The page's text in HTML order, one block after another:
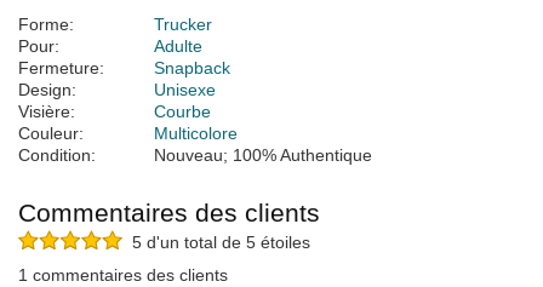
Forme:
Trucker
Pour:
Adulte
Fermeture:
Snapback
Design:
Unisexe
Visière:
Courbe
Couleur:
Multicolore
Condition:
Nouveau; 100% Authentique
Commentaires des clients
5 d'un total de 5 étoiles
1 commentaires des clients